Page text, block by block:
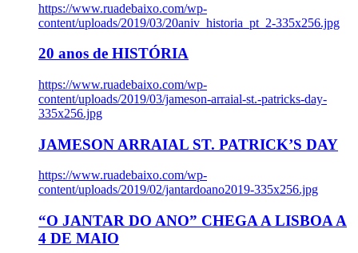
https://www.ruadebaixo.com/wp-
content/uploads/2019/03/20aniv_historia_pt_2-335x256.jpg
20 anos de HISTÓRIA
https://www.ruadebaixo.com/wp-
content/uploads/2019/03/jameson-arraial-st.-patricks-day-
335x256.jpg
JAMESON ARRAIAL ST. PATRICK’S DAY
https://www.ruadebaixo.com/wp-
content/uploads/2019/02/jantardoano2019-335x256.jpg
“O JANTAR DO ANO” CHEGA A LISBOA A
4 DE MAIO